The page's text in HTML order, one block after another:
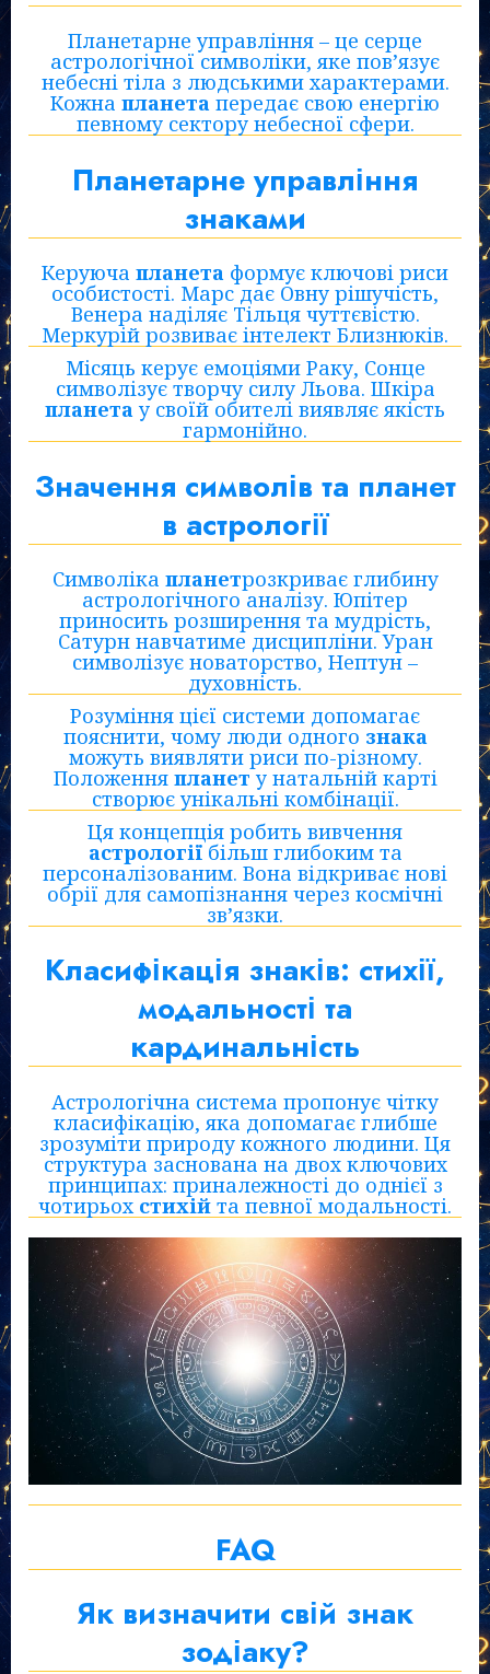
Планетарне управління – це серце
астрологічної символіки, яке пов’язує
небесні тіла з людськими характерами.
Кожна планета передає свою енергію
певному сектору небесної сфери.
Планетарне управління
знаками
Керуюча планета формує ключові риси
особистості. Марс дає Овну рішучість,
Венера наділяє Тільця чуттєвістю.
Меркурій розвиває інтелект Близнюків.
Місяць керує емоціями Раку, Сонце
символізує творчу силу Льова. Шкіра
планетау своїй обителі виявляє якість
гармонійно.
Значення символів та планет
в астрології
Символіка планетрозкриває глибину
астрологічного аналізу. Юпітер
приносить розширення та мудрість,
Сатурн навчатиме дисципліни. Уран
символізує новаторство, Нептун –
духовність.
Розуміння цієї системи допомагає
пояснити, чому люди одного знака
можуть виявляти риси по-різному.
Положення планету натальній карті
створює унікальні комбінації.
Ця концепція робить вивчення
астрологіїбільш глибоким та
персоналізованим. Вона відкриває нові
обрії для самопізнання через космічні
зв’язки.
Класифікація знаків: стихії,
модальності та
кардинальність
Астрологічна система пропонує чітку
класифікацію, яка допомагає глибше
зрозуміти природу кожного людини. Ця
структура заснована на двох ключових
принципах: приналежності до однієї з
чотирьох стихій та певної модальності.
FAQ
Як визначити свій знак
зодіаку?